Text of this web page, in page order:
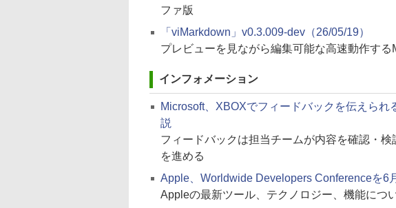
ファ版
「viMarkdown」v0.3.009-dev（26/05/19）
プレビューを見ながら編集可能な高速動作す
インフォメーション
Microsoft、XBOXでフィードバックを伝えら
説
フィードバックは担当チームが内容を確認・
を進める
Apple、Worldwide Developers Conferenceを6
Appleの最新ツール、テクノロジー、機能につ